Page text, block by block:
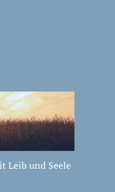
Leib und Seele